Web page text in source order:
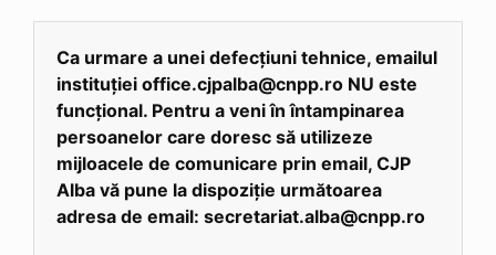
Ca urmare a unei defecțiuni tehnice, emailul
instituției office.cjpalba@cnpp.ro NU este
funcțional. Pentru a veni în întampinarea
persoanelor care doresc să utilizeze
mijloacele de comunicare prin email, CJP
Alba vă pune la dispoziție următoarea
adresa de email: secretariat.alba@cnpp.ro